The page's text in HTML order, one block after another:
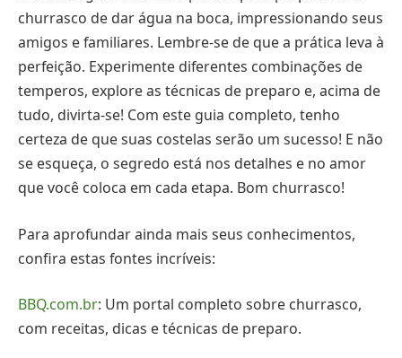
churrasco de dar água na boca, impressionando seus
amigos e familiares. Lembre-se de que a prática leva à
perfeição. Experimente diferentes combinações de
temperos, explore as técnicas de preparo e, acima de
tudo, divirta-se! Com este guia completo, tenho
certeza de que suas costelas serão um sucesso! E não
se esqueça, o segredo está nos detalhes e no amor
que você coloca em cada etapa. Bom churrasco!
Para aprofundar ainda mais seus conhecimentos,
confira estas fontes incríveis:
BBQ.com.br: Um portal completo sobre churrasco,
com receitas, dicas e técnicas de preparo.